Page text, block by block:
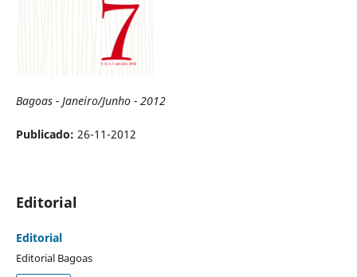
Bagoas - Janeiro/Junho - 2012
Publicado: 26-11-2012
Editorial
Editorial
Editorial Bagoas